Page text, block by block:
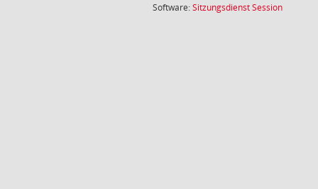
Software:SitzungsdienstSession(Wird in